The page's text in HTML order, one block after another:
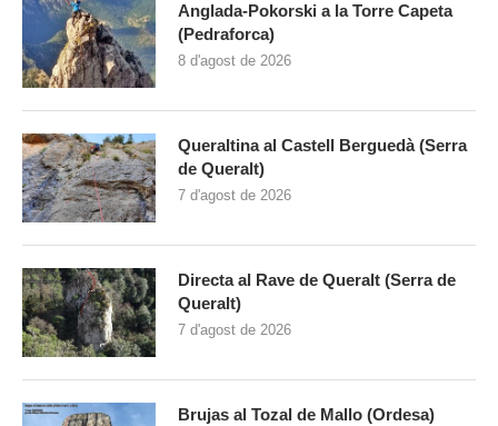
Anglada-Pokorski a la Torre Capeta
(Pedraforca)
8 d'agost de 2026
Queraltina al Castell Berguedà (Serra
de Queralt)
7 d'agost de 2026
Directa al Rave de Queralt (Serra de
Queralt)
7 d'agost de 2026
Brujas al Tozal de Mallo (Ordesa)